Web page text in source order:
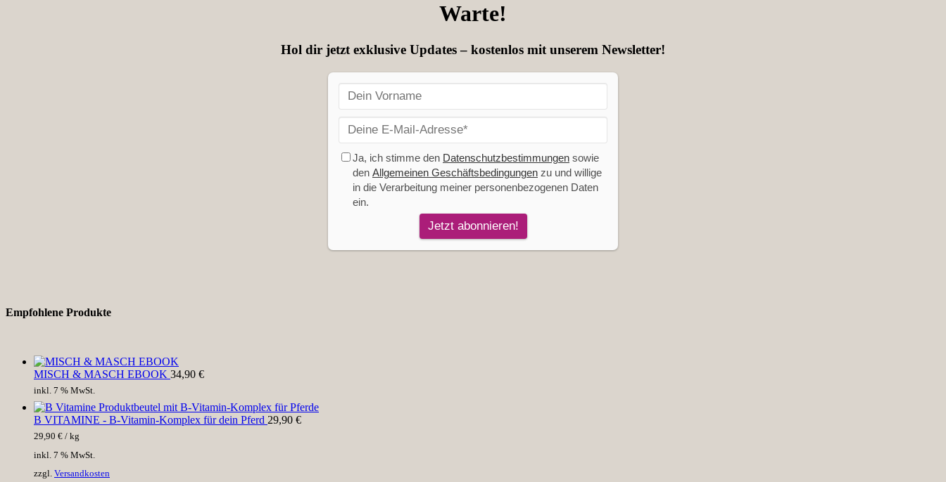
Warte!
Hol dir jetzt exklusive Updates – kostenlos mit unserem Newsletter!
Empfohlene Produkte
MISCH & MASCH EBOOK 34,90 €
inkl. 7 % MwSt.
B VITAMINE - B-Vitamin-Komplex für dein Pferd 29,90 €
29,90 € / kg
inkl. 7 % MwSt.
zzgl. Versandkosten